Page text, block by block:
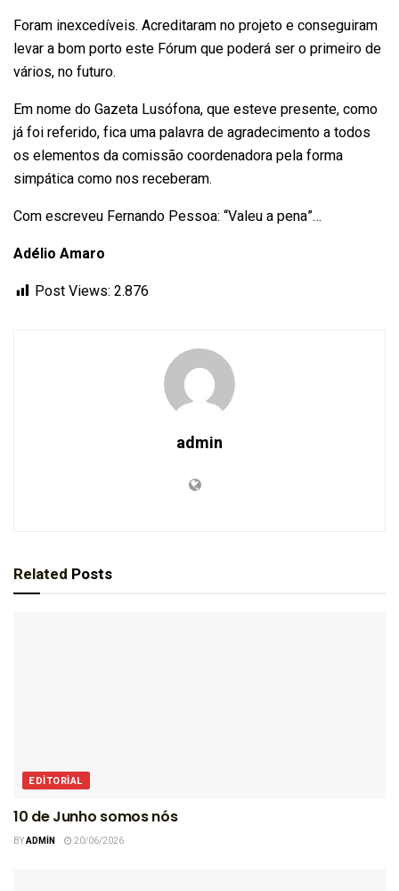
Foram inexcedíveis. Acreditaram no projeto e conseguiram
levar a bom porto este Fórum que poderá ser o primeiro de
vários, no futuro.
Em nome do Gazeta Lusófona, que esteve presente, como
já foi referido, fica uma palavra de agradecimento a todos
os elementos da comissão coordenadora pela forma
simpática como nos receberam.
Com escreveu Fernando Pessoa: “Valeu a pena”…
Adélio Amaro
Post Views: 2.876
admin
Related Posts
EDITORIAL
10 de Junho somos nós
BYADMIN 20/06/2026